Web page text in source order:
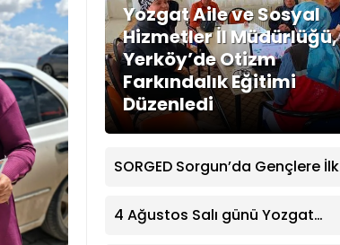
Yozgat Aile ve Sosyal
Hizmetler İl Müdürlüğü,
Yerköy’de Otizm
Farkındalık Eğitimi
Düzenledi
SORGED Sorgun’da Gençlere İlk
4 Ağustos Salı günü Yozgat